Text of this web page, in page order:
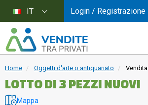
Home Oggetti d'arte o antiquariato Vendita
LOTTO DI 3 PEZZI NUOVI
Mappa
IT Login / Registrazione